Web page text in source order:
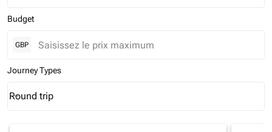
Budget
GBP
Journey Types
Journey Types option Round trip Selected
Round trip
keyboard_arrow_down